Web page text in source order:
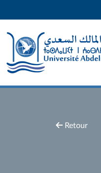
Retour